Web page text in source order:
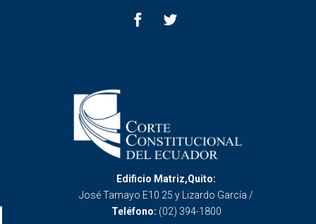
Edificio Matriz,Quito:
José Tamayo E10 25 y Lizardo García /
Teléfono: (02) 394-1800